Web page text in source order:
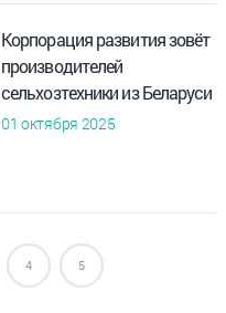
Корпорация развития зовёт
производителей
сельхозтехники из Беларуси
01 октября 2025
4 5